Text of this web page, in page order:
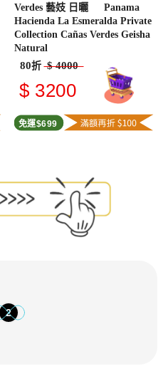
Verdes 藝妓 日曬 Panama
Hacienda La Esmeralda Private
Collection Cañas Verdes Geisha
Natural
80折 $ 4000
$ 3200
免運$699
2